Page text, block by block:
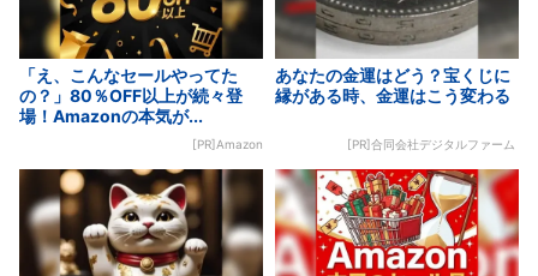
「え、こんなセールやってた
の？」80％OFF以上が続々登
場！Amazonの本気が...
[PR]Amazon
あなたの金運はどう？宝くじに
縁がある時、金運はこう変わる
[PR]合同会社デジタルファーム